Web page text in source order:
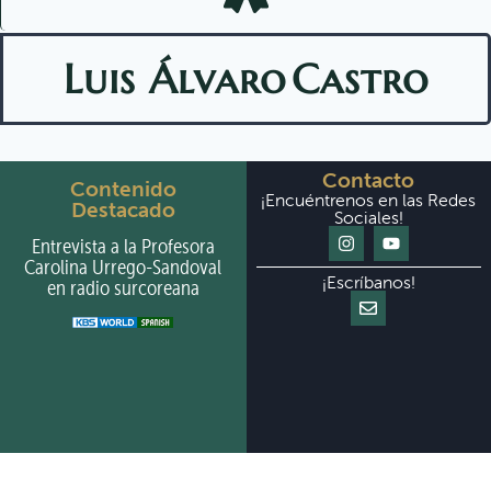
Luis ÁlvaroCastro
Contenido
Destacado
Entrevista a la Profesora
Carolina Urrego-Sandoval
en radio surcoreana
Contacto
¡Encuéntrenos en las Redes
Sociales!
¡Escríbanos!